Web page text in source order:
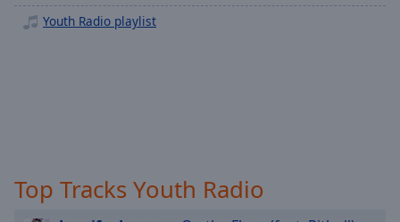
Descriptions
settings,
opens
Youth Radio playlist
Top Tracks Youth Radio